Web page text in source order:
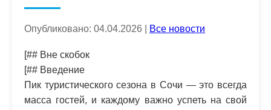
Опубликовано: 04.04.2026 | Все новости
[## Вне скобок
[## Введение
Пик туристического сезона в Сочи — это всегда
масса гостей, и каждому важно успеть на свой